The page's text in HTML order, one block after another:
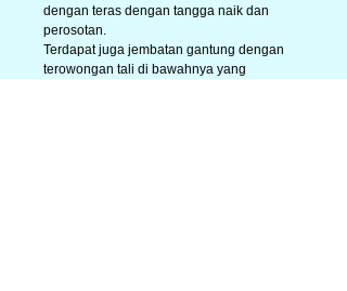
dengan teras dengan tangga naik dan
perosotan.
Terdapat juga jembatan gantung dengan
terowongan tali di bawahnya yang